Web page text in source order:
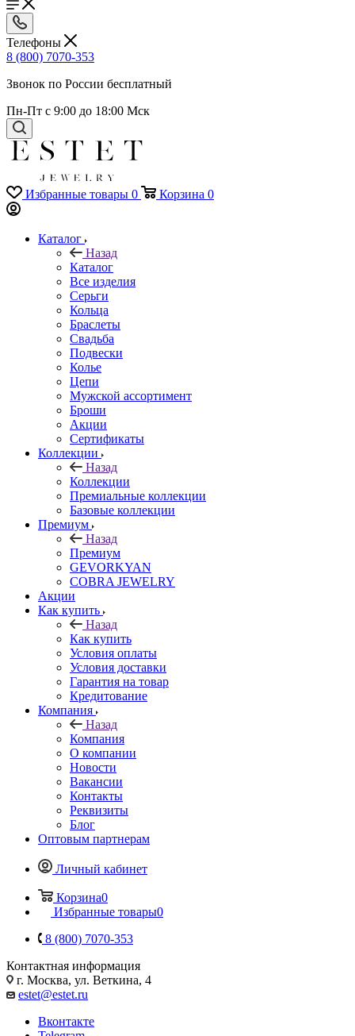
Телефоны
8 (800) 7070-353
Звонок по России бесплатный
Пн-Пт с 9:00 до 18:00 Мск
Избранные товары 0 Корзина 0
Каталог
Назад
Каталог
Все изделия
Серьги
Кольца
Браслеты
Свадьба
Подвески
Колье
Цепи
Мужской ассортимент
Броши
Акции
Сертификаты
Коллекции
Назад
Коллекции
Премиальные коллекции
Базовые коллекции
Премиум
Назад
Премиум
GEVORKYAN
COBRA JEWELRY
Акции
Как купить
Назад
Как купить
Условия оплаты
Условия доставки
Гарантия на товар
Кредитование
Компания
Назад
Компания
О компании
Новости
Вакансии
Контакты
Реквизиты
Блог
Оптовым партнерам
Личный кабинет
Корзина0
Избранные товары0
8 (800) 7070-353
Контактная информация
г. Москва, ул. Веткина, 4
estet@estet.ru
Вконтакте